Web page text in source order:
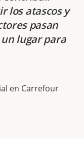
los atascos y
pasan
lugar para
en Carrefour